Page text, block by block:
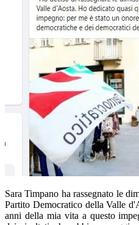
Sara Timpano ha rassegnato le
Partito Democratico della Valle
anni della mia vita a questo